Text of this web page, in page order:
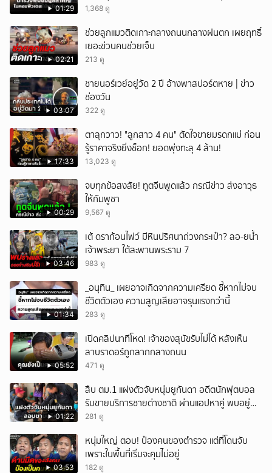
01:29 1,368 ดู
02:21
ช่วยลูกแมวติดเกาะกลางถนนกลางฝนตก เผยฤทธิ์
เยอะข่วนคนช่วยเจ็บ
213 ดู
03:07
ชายนอร์เวย์อยู่วัด 2 ปี อ้างพาสปอร์ตหาย | ข่าว
ช่องวัน
322 ดู
17:33
ตาลุกวาว! "ลูกสาว 4 คน" ตัดใจขายมรดกแม่ ก่อน
รู้ราคาจริงยิ่งช็อก! ยอดพุ่งทะลุ 4 ล้าน!
13,023 ดู
00:29
จบทุกข้อสงสัย! ทูตจีนพูดแล้ว กรณีข่าว ส่งอาวุธ
ให้กัมพูชา
9,567 ดู
03:46
เต้ ดราก้อนไฟว์ มีหินปริศนาถ่วงกระเป๋า? ลอ-ยน้ำ
เจ้าพระยา ใต้สะพานพระราม 7
983 ดู
01:34
_อนุทิน_ เผยอาจเกิดจากความเครียด ชี้หากไม่จบ
ชีวิตตัวเอง ความสูญเสียอาจรุนแรงกว่านี้
283 ดู
05:52
เปิดคลิปนาทีโหด! เจ้าของสุนัขรับไม่ได้ หลังเห็น
ลาบราดอร์ถูกลากกลางถนน
471 ดู
01:22
สืบ ตม.1 แฝงตัวจับหนุ่มยูกันดา อดีตนักฟุตบอล
รับขายบริการชายต่างชาติ ผ่านแอปหาคู่ พบอยู่
เกินกำหนดอนุญาต
281 ดู
03:53
หนุ่มใหญ่ ตอบ! ป๋องคนของตำรวจ แต่ที่โดนจับ
เพราะในพื้นที่เริ่มจะคุมไม่อยู่
182 ดู